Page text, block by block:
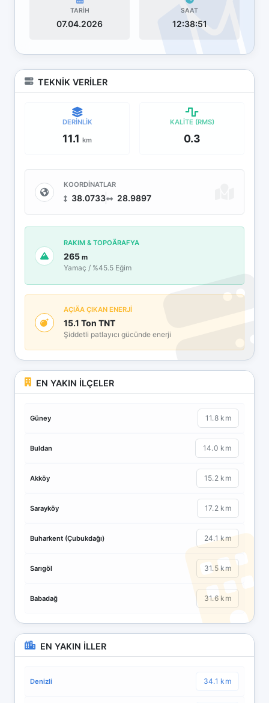
TARİH
07.04.2026
SAAT
12:38:51
TEKNİK VERİLER
DERİNLİK
11.1 km
KALİTE (RMS)
0.3
KOORDİNATLAR
38.0733 28.9897
RAKIM & TOPOÄRAFYA
265 m
Yamaç / %45.5 Eğim
AÇIÄA ÇIKAN ENERJİ
15.1 Ton TNT
Şiddetli patlayıcı gücünde enerji
EN YAKIN İLÇELER
Güney 11.8 km
Buldan 14.0 km
Akköy 15.2 km
Sarayköy 17.2 km
Buharkent (Çubukdağı) 24.1 km
Sarıgöl 31.5 km
Babadağ 31.6 km
EN YAKIN İLLER
Denizli 34.1 km